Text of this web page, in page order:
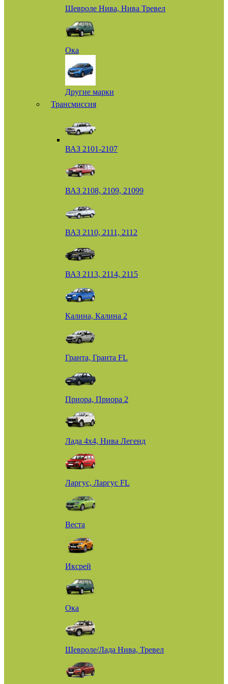
Шевроле Нива, Нива Тревел
Ока
Другие марки
Трансмиссия
ВАЗ 2101-2107
ВАЗ 2108, 2109, 21099
ВАЗ 2110, 2111, 2112
ВАЗ 2113, 2114, 2115
Калина, Калина 2
Гранта, Гранта FL
Приора, Приора 2
Лада 4х4, Нива Легенд
Ларгус, Ларгус FL
Веста
Иксрей
Ока
Шевроле/Лада Нива, Тревел